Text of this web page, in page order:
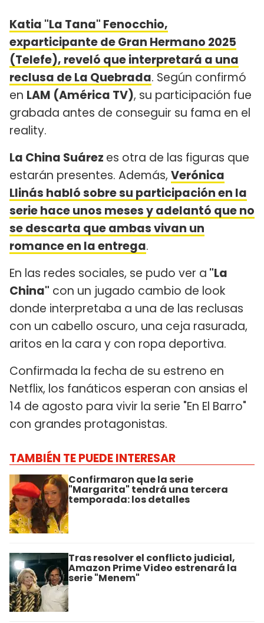
Katia "La Tana" Fenocchio,
exparticipante de Gran Hermano 2025
(Telefe), reveló que interpretará a una
reclusa de La Quebrada. Según confirmó
en LAM (América TV), su participación fue
grabada antes de conseguir su fama en el
reality.
La China Suárez es otra de las figuras que
estarán presentes. Además, Verónica
Llinás habló sobre su participación en la
serie hace unos meses y adelantó que no
se descarta que ambas vivan un
romance en la entrega.
En las redes sociales, se pudo ver a "La
China" con un jugado cambio de look
donde interpretaba a una de las reclusas
con un cabello oscuro, una ceja rasurada,
aritos en la cara y con ropa deportiva.
Confirmada la fecha de su estreno en
Netflix, los fanáticos esperan con ansias el
14 de agosto para vivir la serie "En El Barro"
con grandes protagonistas.
TAMBIÉN TE PUEDE INTERESAR
Confirmaron que la serie
"Margarita" tendrá una tercera
temporada: los detalles
Tras resolver el conflicto judicial,
Amazon Prime Video estrenará la
serie "Menem"